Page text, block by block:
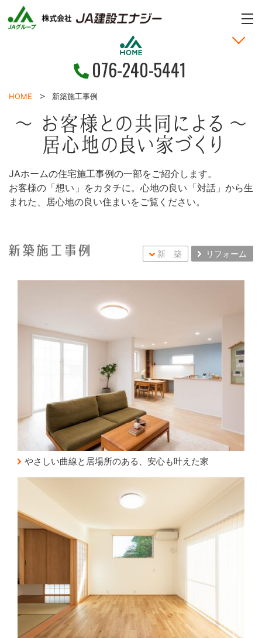
076-240-5441
家づくりの考え方
HOME 新築施工事例
JAホームの住宅施工事例の一部をご紹介します。
お客様の「想い」をカタチに。心地の良い「対話」から生
まれた、 居心地の良い住まいをご覧ください。
新 築 リフォーム
やさしい曲線と居場所のある、安心も叶えた家